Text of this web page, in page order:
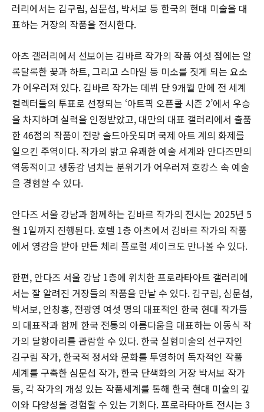
러리에서는 김구림, 심문섭, 박서보 등 한국의 현대 미술을 대
표하는 거장의 작품을 전시한다.
아츠 갤러리에서 선보이는 김바르 작가의 작품 여섯 점에는 알
록달록한 꽃과 하트, 그리고 스마일 등 미소를 짓게 되는 요소
가 어우러져 있다. 김바르 작가는 데뷔 단 9개월 만에 전 세계
컬렉터들의 투표로 선정되는 ‘아트픽 오픈콜 시즌 2’에서 우승
을 차지하며 실력을 인정받았고, 대만의 대표 갤러리에서 출품
한 46점의 작품이 전량 솔드아웃되며 국제 아트 계의 화제를
일으킨 주역이다. 작가의 밝고 유쾌한 예술 세계와 안다즈만의
역동적이고 생동감 넘치는 분위기가 어우러져 호캉스 속 예술
을 경험할 수 있다.
안다즈 서울 강남과 함께하는 김바르 작가의 전시는 2025년 5
월 1일까지 진행된다. 호텔 1층 아츠에서 김바르 작가의 작품
에서 영감을 받아 만든 체리 플로럴 셰이크도 만나볼 수 있다.
한편, 안다즈 서울 강남 1층에 위치한 프로라타아트 갤러리에
서는 잘 알려진 거장들의 작품을 만날 수 있다. 김구림, 심문섭,
박서보, 안창홍, 전광영 여섯 명의 대표적인 한국 현대 작가들
의 대표작과 함께 한국 전통의 아름다움을 대표하는 이동식 작
가의 달항아리를 관람할 수 있다. 한국 실험미술의 선구자인
김구림 작가, 한국적 정서와 문화를 투영하여 독자적인 작품
세계를 구축한 심문섭 작가, 한국 단색화의 거장 박서보 작가
등, 각 작가의 개성 있는 작품세계를 통해 한국 현대 미술의 깊
이와 다양성을 경험할 수 있는 기회다. 프로라타아트 전시는 3